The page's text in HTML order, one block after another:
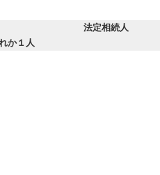
法定相続人
か１人